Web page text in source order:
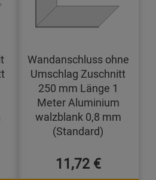
Wandanschluss ohne
Umschlag Zuschnitt
250 mm Länge 1
Meter Aluminium
walzblank 0,8 mm
(Standard)
11,72 €